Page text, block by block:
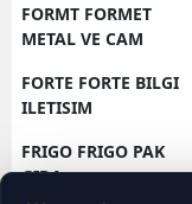
FORMT FORMET
METAL VE CAM
FORTE FORTE BILGI
ILETISIM
FRIGO FRIGO PAK
GIDA